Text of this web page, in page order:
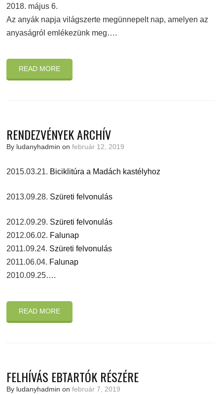
2018. május 6.
Az anyák napja világszerte megünnepelt nap, amelyen az
anyaságról emlékezünk meg….
READ MORE
RENDEZVÉNYEK ARCHÍV
By ludanyhadmin onfebruár 12, 2019
2015.03.21. Biciklitúra a Madách kastélyhoz
2013.09.28. Szüreti felvonulás
2012.09.29. Szüreti felvonulás
2012.06.02. Falunap
2011.09.24. Szüreti felvonulás
2011.06.04. Falunap
2010.09.25….
READ MORE
FELHÍVÁS EBTARTÓK RÉSZÉRE
By ludanyhadmin onfebruár 7, 2019